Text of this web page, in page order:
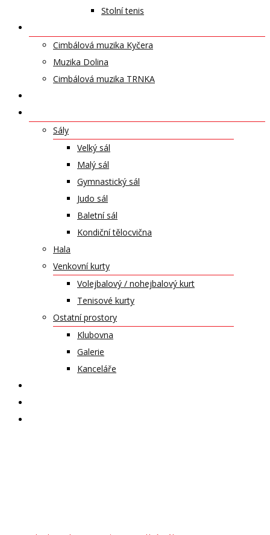
Stolní tenis
Cimbálová muzika Kyčera
Muzika Dolina
Cimbálová muzika TRNKA
Sály
Velký sál
Malý sál
Gymnastický sál
Judo sál
Baletní sál
Kondiční tělocvična
Hala
Venkovní kurty
Volejbalový / nohejbalový kurt
Tenisové kurty
Ostatní prostory
Klubovna
Galerie
Kanceláře